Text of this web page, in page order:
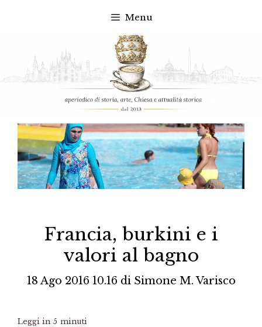
contenuto
Menu
Francia, burkini e i
valori al bagno
18 Ago 2016 10.16 di Simone M. Varisco
Leggi in 5 minuti